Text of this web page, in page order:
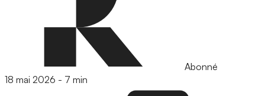
Abonné
18 mai 2026 - 7 min